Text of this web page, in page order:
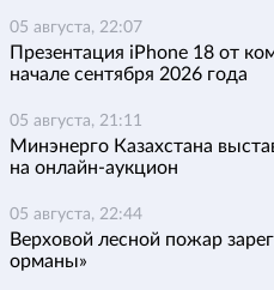
05 августа, 22:07
Презентация iPhone 18 от
начале сентября 2026 года
05 августа, 21:11
Минэнерго Казахстана
на онлайн-аукцион
05 августа, 22:44
Верховой лесной пожар
орманы»